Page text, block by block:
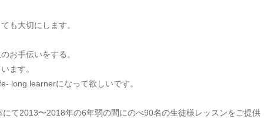
も大切にします。
お手伝いをする。
ます。
long learnerになって欲しいです。
て2013〜2018年の6年弱の間にのべ90名の生徒様レッスンをご提供